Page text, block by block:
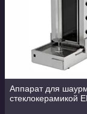
Аппарат для
стеклокерамикой